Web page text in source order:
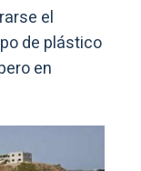
el
de plástico
en